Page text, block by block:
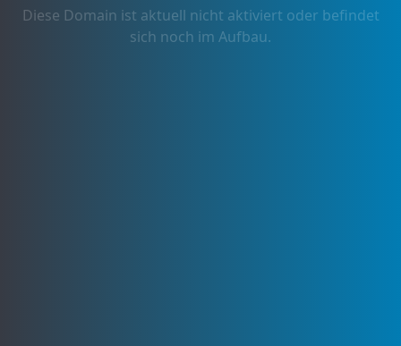
Diese Domain ist aktuell nicht aktiviert oder befindet
sich noch im Aufbau.